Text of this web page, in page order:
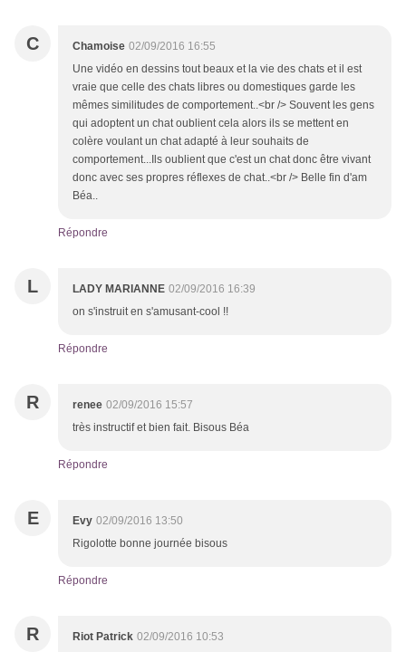
C Chamoise 02/09/2016 16:55
Une vidéo en dessins tout beaux et la vie des chats et il est
vraie que celle des chats libres ou domestiques garde les
mêmes similitudes de comportement..<br /> Souvent les gens
qui adoptent un chat oublient cela alors ils se mettent en
colère voulant un chat adapté à leur souhaits de
comportement...Ils oublient que c'est un chat donc être vivant
donc avec ses propres réflexes de chat..<br /> Belle fin d'am
Béa..
Répondre
L LADY MARIANNE 02/09/2016 16:39
on s'instruit en s'amusant-cool !!
Répondre
R renee 02/09/2016 15:57
très instructif et bien fait. Bisous Béa
Répondre
E Evy 02/09/2016 13:50
Rigolotte bonne journée bisous
Répondre
R Riot Patrick 02/09/2016 10:53